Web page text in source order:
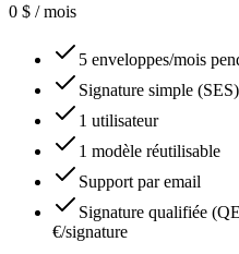
0 $ / mois
5 enveloppes/mois
Signature simple
1 utilisateur
1 modèle réutilisable
Support par email
Signature qualifiée
€/signature